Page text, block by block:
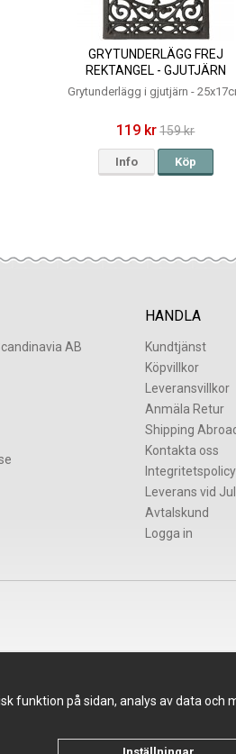
GRYTUNDERLÄGG FREJ
REKTANGEL - GJUTJÄRN
25X17CM
Grytunderlägg i gjutjärn -
119 kr 159 kr
Info Köp
AB
HANDLA
Kundtjänst
Köpvillkor
Leveransvillkor
Anmäla Retur
Shipping
Kontakta oss
Integritetspolicy
Leverans vid Jul
Avtalskund
Logga in
funktion på sidan, analys av data och